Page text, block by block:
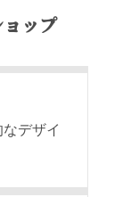
ョップ
デザイ